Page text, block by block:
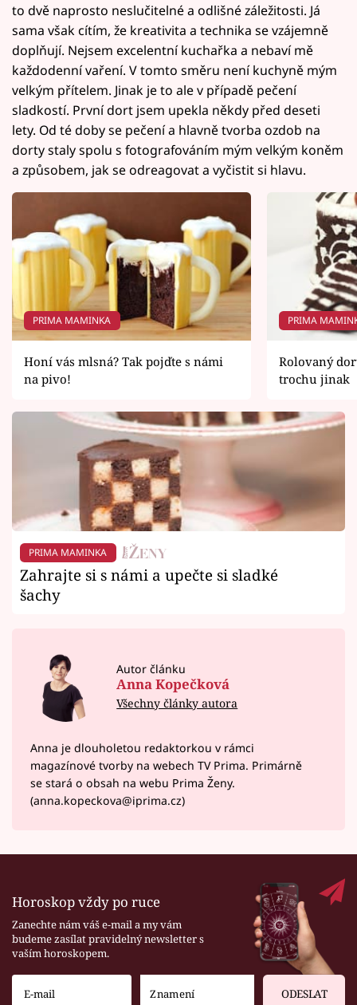
to dvě naprosto neslučitelné a odlišné záležitosti. Já
sama však cítím, že kreativita a technika se vzájemně
doplňují. Nejsem excelentní kuchařka a nebaví mě
každodenní vaření. V tomto směru není kuchyně mým
velkým přítelem. Jinak je to ale v případě pečení
sladkostí. První dort jsem upekla někdy před deseti
lety. Od té doby se pečení a hlavně tvorba ozdob na
dorty staly spolu s fotografováním mým velkým koněm
a způsobem, jak se odreagovat a vyčistit si hlavu.
PRIMA MAMINKA
Honí vás mlsná? Tak pojďte s námi
na pivo!
PRIMA
Rolovaný
trochu jinak
PRIMA MAMINKA
Zahrajte si s námi a upečte si sladké
šachy
Autor článku
Anna Kopečková
Všechny články autora
Anna je dlouholetou redaktorkou v rámci
magazínové tvorby na webech TV Prima. Primárně
se stará o obsah na webu Prima Ženy.
(anna.kopeckova@iprima.cz)
Horoskop vždy po ruce
Zanechte nám váš e-mail a my vám
budeme zasílat pravidelný newsletter s
vaším horoskopem.
ODESLAT